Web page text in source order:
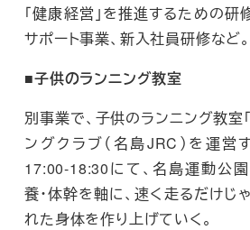
「健康経営」を推進するための研
サポート事業、新入社員研修など。
■子供のランニング教室
別事業で、子供のランニング教室
ングクラブ（名島JRC）を運営
17:00-18:30にて、名島運動公園
養・体幹を軸に、速く走るだけじ
れた身体を作り上げていく。